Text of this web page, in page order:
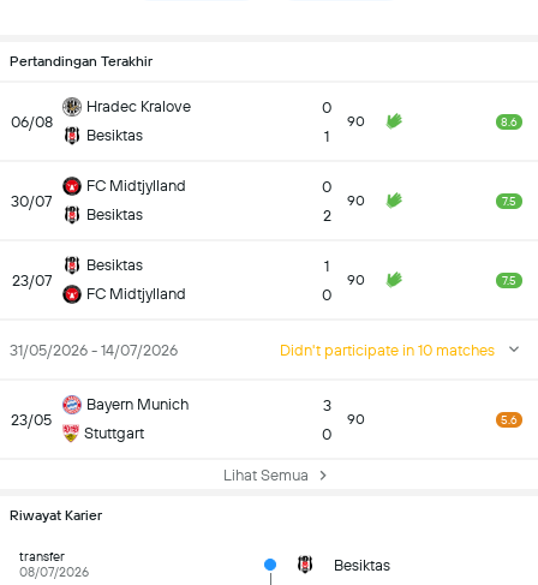
Pertandingan Terakhir
06/08
Hradec Kralove
Besiktas
0
1
90 8.6
30/07
FC Midtjylland
Besiktas
0
2
90 7.5
23/07
Besiktas
FC Midtjylland
1
0
90 7.5
31/05/2026 - 14/07/2026 Didn't participate in 10 matches
23/05
Bayern Munich
Stuttgart
3
0
90 5.6
Lihat Semua
Riwayat Karier
transfer
08/07/2026
Besiktas